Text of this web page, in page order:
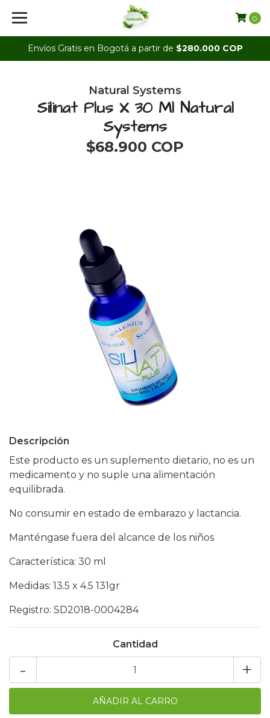
Envíos Gratis en Bogotá a partir de $280.000 COP
0
Natural Systems
Silinat Plus X 30 Ml Natural
Systems
$68.900 COP
Descripción
Este producto es un suplemento dietario, no es un
medicamento y no suple una alimentación
equilibrada.
No consumir en estado de embarazo y lactancia.
Manténgase fuera del alcance de los niños
Característica: 30 ml
Medidas: 13.5 x 4.5 131gr
Registro: SD2018-0004284
Cantidad
+
-